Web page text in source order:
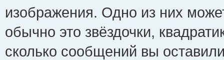
изображения. Одно из них
обычно это звёздочки,
сколько сообщений вы